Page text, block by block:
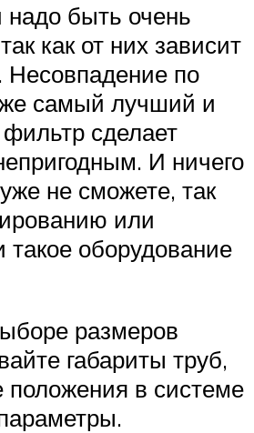
надо быть очень
как от них зависит
Несовпадение по
самый лучший и
сделает
И ничего
не сможете, так
или
оборудование
размеров
габариты труб,
в системе